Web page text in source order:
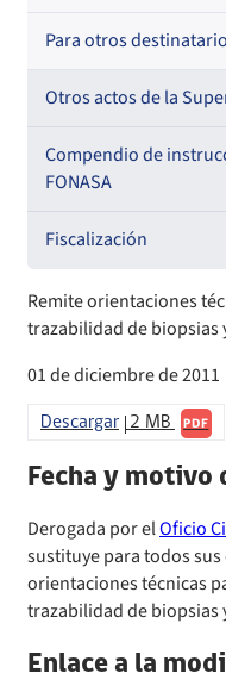
Circulares
Circulares internas
Resoluciones
Para otros
Circulares
Otros actos de la
Antecedentes
EMT Ley N° 20.416
Comisión Evaluadora
Convenios de
Decreta reserva o
Estructura Orgánica
Informes de
Llamados a concurso
Compendio de
FONASA
Compendio Beneficios
Compendio de
Compendio
Compendio
Fiscalización
Informes de
Sanciones a Entidades
Sanciones Agentes de
Sanciones a Isapres
Sanciones a
Remite orientaciones
trazabilidad de biopsias
01 de diciembre de 2011
Descargar 2 MB PDF
Fecha y
Derogada por elOficio
sustituye para todos
orientaciones técnicas
trazabilidad de biopsias
Enlace a la